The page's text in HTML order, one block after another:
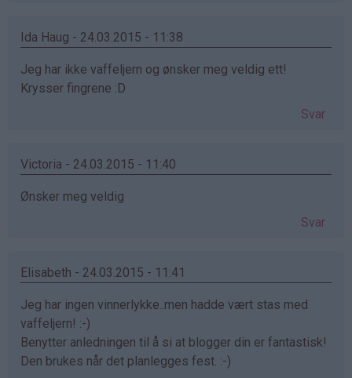
Ida Haug - 24.03.2015 - 11:38
Jeg har ikke vaffeljern og ønsker meg veldig ett!
Krysser fingrene :D
Svar
Victoria - 24.03.2015 - 11:40
Ønsker meg veldig
Svar
Elisabeth - 24.03.2015 - 11:41
Jeg har ingen vinnerlykke..men hadde vært stas med
vaffeljern! :-)
Benytter anledningen til å si at blogger din er fantastisk!
Den brukes når det planlegges fest. :-)